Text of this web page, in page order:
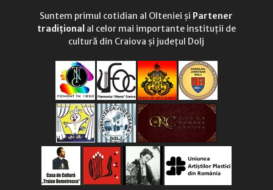
Suntem primul cotidian al Olteniei și Partener
tradițional al celor mai importante instituții de
cultură din Craiova și județul Dolj